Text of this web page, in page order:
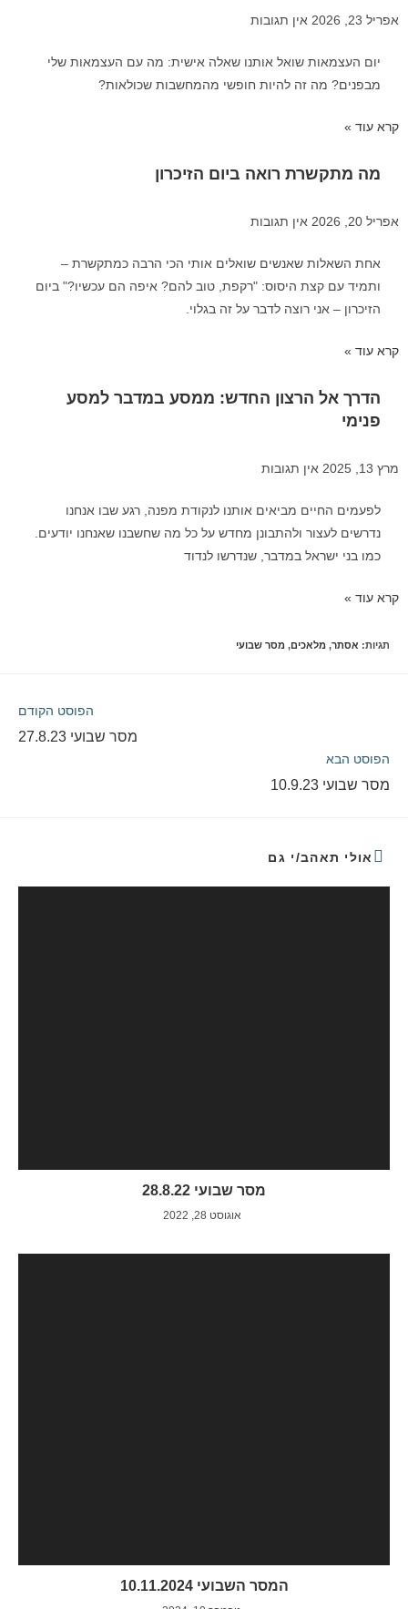
אפריל 23, 2026 אין תגובות
יום העצמאות שואל אותנו שאלה אישית: מה עם העצמאות שלי
מבפנים? מה זה להיות חופשי מהמחשבות שכולאות?
קרא עוד »
מה מתקשרת רואה ביום הזיכרון
אפריל 20, 2026 אין תגובות
אחת השאלות שאנשים שואלים אותי הכי הרבה כמתקשרת –
ותמיד עם קצת היסוס: "רקפת, טוב להם? איפה הם עכשיו?" ביום
הזיכרון – אני רוצה לדבר על זה בגלוי.
קרא עוד »
הדרך אל הרצון החדש: ממסע במדבר למסע
פנימי
מרץ 13, 2025 אין תגובות
לפעמים החיים מביאים אותנו לנקודת מפנה, רגע שבו אנחנו
נדרשים לעצור ולהתבונן מחדש על כל מה שחשבנו שאנחנו יודעים.
כמו בני ישראל במדבר, שנדרשו לנדוד
קרא עוד »
תגיות: אסתר, מלאכים, מסר שבועי
הפוסט הקודם
מסר שבועי 27.8.23
הפוסט הבא
מסר שבועי 10.9.23
אולי תאהב/י גם
מסר שבועי 28.8.22
אוגוסט 28, 2022
המסר השבועי 10.11.2024